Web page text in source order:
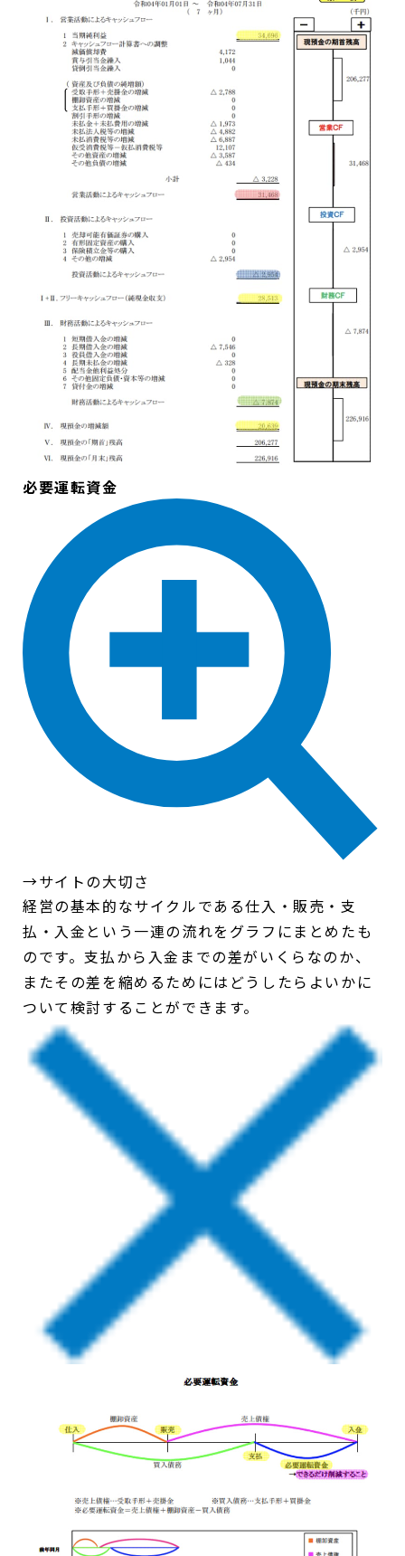
必要運転資金
→サイトの大切さ
経営の基本的なサイクルである仕入・販売・支
払・入金という一連の流れをグラフにまとめたも
のです。支払から入金までの差がいくらなのか、
またその差を縮めるためにはどうしたらよいかに
ついて検討することができます。